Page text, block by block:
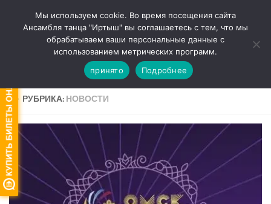
Перейти к содержимому
Версия для слабовидящих
РУБРИКА: НОВОСТИ
Мы используем cookie. Во время посещения сайта
Ансамбля танца "Иртыш" вы соглашаетесь с тем, что мы
обрабатываем ваши персональные данные с
использованием метрических программ.
принято
Подробнее